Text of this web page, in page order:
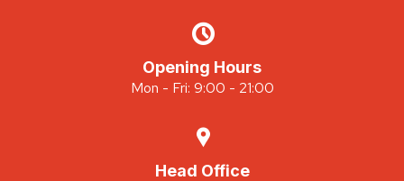
Opening Hours
Mon - Fri: 9:00 - 21:00
Head Office